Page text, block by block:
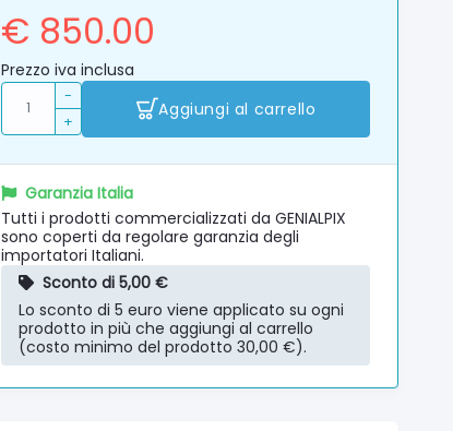
€ 850.00
Prezzo iva inclusa
-
+
Aggiungi al carrello
Garanzia Italia
Tutti i prodotti commercializzati da GENIALPIX
sono coperti da regolare garanzia degli
importatori Italiani.
Sconto di 5,00 €
Lo sconto di 5 euro viene applicato su ogni
prodotto in più che aggiungi al carrello
(costo minimo del prodotto 30,00 €).